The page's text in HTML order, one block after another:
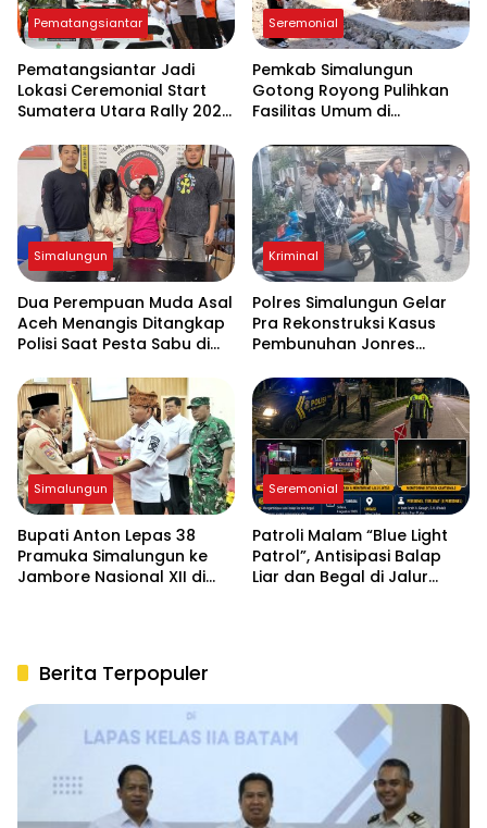
Pematangsiantar
Pematangsiantar Jadi
Lokasi Ceremonial Start
Sumatera Utara Rally 2026
Seremonial
Pemkab Simalungun
Gotong Royong Pulihkan
Fasilitas Umum di
Simalungun
Dua Perempuan Muda Asal
Aceh Menangis Ditangkap
Polisi Saat Pesta Sabu di
Kriminal
Polres Simalungun Gelar
Pra Rekonstruksi Kasus
Pembunuhan Jonres
Simalungun
Bupati Anton Lepas 38
Pramuka Simalungun ke
Jambore Nasional XII di
Seremonial
Patroli Malam “Blue Light
Patrol”, Antisipasi Balap
Liar dan Begal di Jalur
Berita Terpopuler